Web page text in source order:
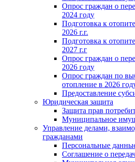
Опрос граждан о
2024 году
Подготовка к
2026 г.г.
Подготовка к
2027 г.г
Опрос граждан о
2026 году
Опрос граждан по
отопление в 2026
Предоставление
Юридическая защита
Защита прав
Муниципальное
Управление делами,
гражданами
Персональные
Соглашение о